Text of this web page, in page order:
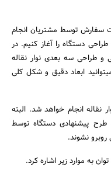
سفارش توسط مشتریان انجام
دستگاه را آغاز کنیم. در
طراحی سه بعدی نوار نقاله
ابعاد دقیق و شکل کلی
نقاله انجام خواهد شد. البته
طرح پیشنهادی دستگاه توسط
نشوند.
به موارد زیر اشاره کرد.